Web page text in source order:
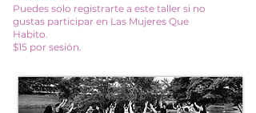
Puedes solo registrarte a este taller si no
gustas participar en Las Mujeres Que
Habito.
$15 por sesión.